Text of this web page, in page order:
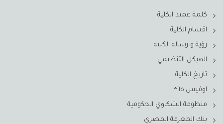
كلمة عميد الكلية
اقسام الكلية
رؤية و رسالة الكلية
الهيكل التنظيمي
تاريخ الكلية
اوفيس ٣٦٥
منظومة الشكاوي الحكومية
بنك المعرفة المصري